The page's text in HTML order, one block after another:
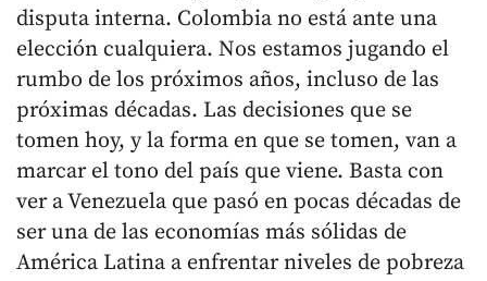
disputa interna. Colombia no está ante una
elección cualquiera. Nos estamos jugando el
rumbo de los próximos años, incluso de las
próximas décadas. Las decisiones que se
tomen hoy, y la forma en que se tomen, van a
marcar el tono del país que viene. Basta con
ver a Venezuela que pasó en pocas décadas de
ser una de las economías más sólidas de
América Latina a enfrentar niveles de pobreza